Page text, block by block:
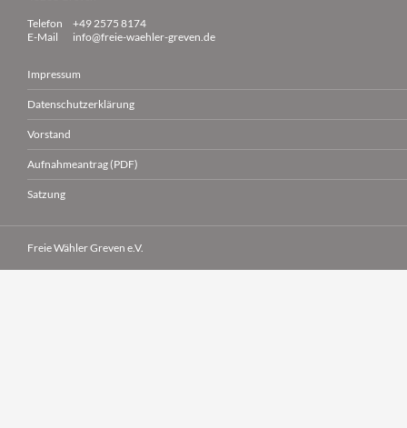
Telefon
+49 2575 8174
E-Mail
info@freie-waehler-greven.de
Impressum
Datenschutzerklärung
Vorstand
Aufnahmeantrag (PDF)
Satzung
Freie Wähler Greven e.V.